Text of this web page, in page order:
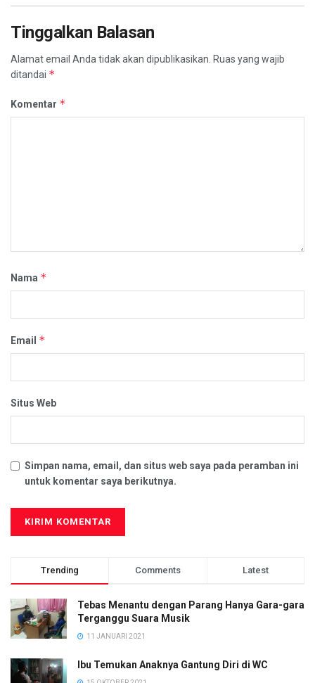
Tinggalkan Balasan
Alamat email Anda tidak akan dipublikasikan. Ruas yang wajib
ditandai *
Komentar *
Nama *
Email *
Situs Web
Simpan nama, email, dan situs web saya pada peramban ini
untuk komentar saya berikutnya.
Trending Comments Latest
Tebas Menantu dengan Parang Hanya Gara-gara
Terganggu Suara Musik
11 JANUARI 2021
Ibu Temukan Anaknya Gantung Diri di WC